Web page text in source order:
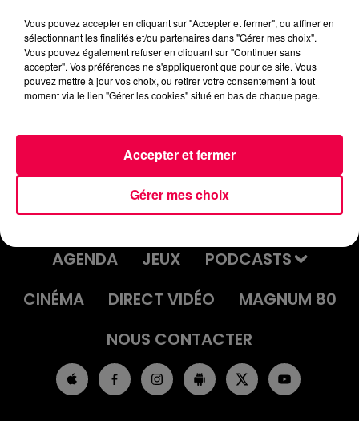
podcasts/2024/02/IQSAR-du-vendredi-16-
fevrier.mp3
ACCUEIL INFOS
EMISSIONS
AGENDA
JEUX
PODCASTS
CINÉMA
DIRECT VIDÉO
MAGNUM 80
NOUS CONTACTER
Vous pouvez accepter en cliquant sur "Accepter et fermer", ou affiner en
sélectionnant les finalités et/ou partenaires dans "Gérer mes choix".
Vous pouvez également refuser en cliquant sur "Continuer sans
accepter". Vos préférences ne s'appliqueront que pour ce site. Vous
pouvez mettre à jour vos choix, ou retirer votre consentement à tout
moment via le lien "Gérer les cookies" situé en bas de chaque page.
Gérer mes choix
Accepter et fermer